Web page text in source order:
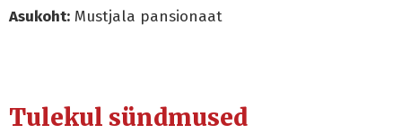
Asukoht: Mustjala pansionaat
Tulekul sündmused